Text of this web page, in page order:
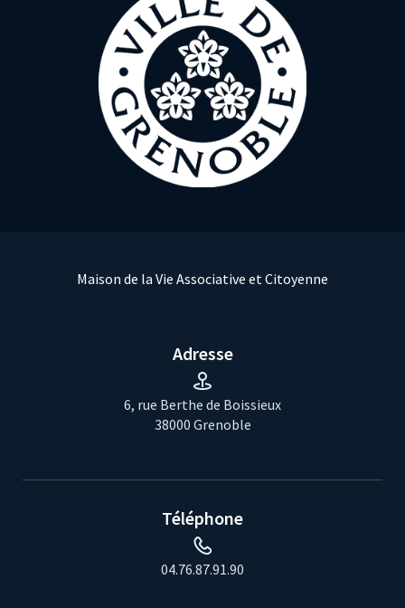
Maison de la Vie Associative et Citoyenne
Adresse
6, rue Berthe de Boissieux
38000 Grenoble
Téléphone
04.76.87.91.90